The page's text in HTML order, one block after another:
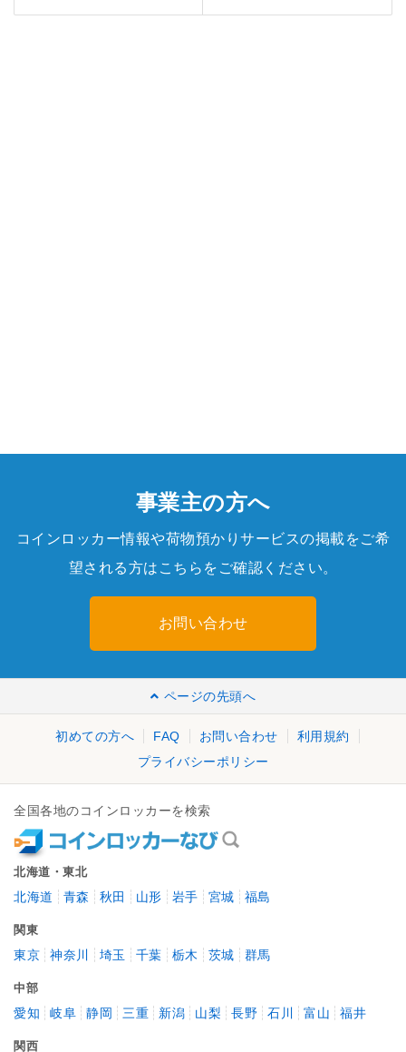
事業主の方へ
コインロッカー情報や荷物預かりサービスの掲載をご希
望される方はこちらをご確認ください。
お問い合わせ
ページの先頭へ
初めての方へ FAQ お問い合わせ
利用規約
プライバシーポリシー
全国各地のコインロッカーを検索
北海道・東北
北海道 青森 秋田 山形 岩手 宮城 福島
関東
東京 神奈川 埼玉 千葉 栃木 茨城 群馬
中部
愛知 岐阜 静岡 三重 新潟 山梨 長野 石川 富山 福井
関西